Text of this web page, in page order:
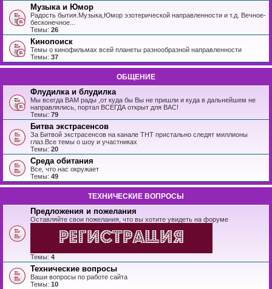
Музыка и Юмор
Радость бытия.Музыка,Юмор эзотерической направленности и т.д. Вечное-
бесконечное...
Темы: 26
Кинопоиск
Темы о кинофильмах всей планеты разнообразной направленности
Темы: 37
ОБЩЕНИЕ
Флудилка и блудилка
Мы всегда ВАМ рады ,от куда бы Вы не пришли и куда в дальнейшем не
направлялись, портал ВСЕГДА открыт для ВАС!
Темы: 79
Битва экстрасенсов
За Битвой экстрасенсов на канале ТНТ пристально следят миллионы
глаз.Все темы о шоу и участниках
Темы: 20
Среда обитания
Все, что нас окружает
Темы: 49
ТЕХНИЧЕСКИЕ ВОПРОСЫ
Предложения и пожелания
Оставляйте свои пожелания, что вы хотите увидеть на форуме
Темы: 4
Технические вопросы
Ваши вопросы по работе сайта
Темы: 10